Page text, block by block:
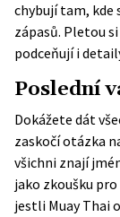
chybují tam, kde
zápasů. Pletou
podceňují i
Poslední
Dokážete dát
zaskočí otázka
všichni znají
jako zkoušku
jestli Muay Thai